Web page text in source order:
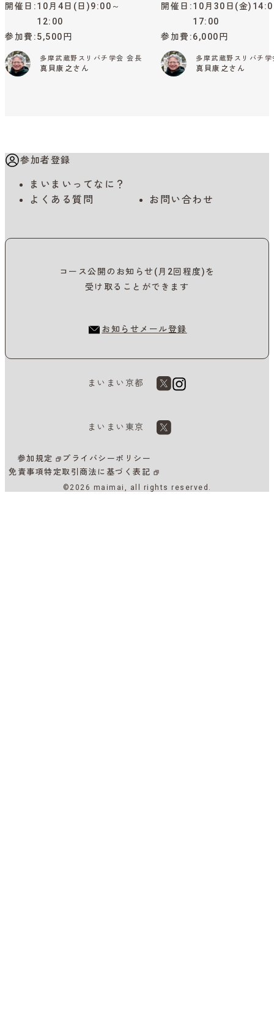
開催日
10月4日(日)9:00～
12:00
参加費 5,500円
多摩武蔵野スリバチ学会 会長
真貝康之さん
開催日
10月30日(金
17:00
参加費 6,000円
多摩武蔵野スリバチ
真貝康之さん
参加者登録
まいまいってなに？
よくある質問
お問い合わせ
コース公開のお知らせ(月2回程度)を
受け取ることができます
お知らせメール登録
まいまい京都
まいまい東京
参加規定
プライバシーポリシー
免責事項特定取引商法に基づく表記
©2026 maimai, all rights reserved.